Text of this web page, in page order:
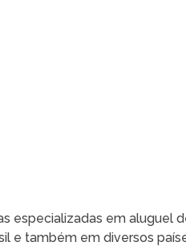
especializadas em aluguel
e também em diversos